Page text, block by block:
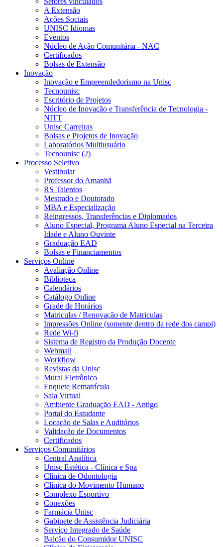
A Extensão
Ações Sociais
UNISC Idiomas
Eventos
Núcleo de Ação Comunitária - NAC
Certificados
Bolsas de Extensão
Inovação
Inovação e Empreendedorismo na Unisc
Tecnounisc
Escritório de Projetos
Núcleo de Inovação e Transferência de Tecnologia -
NITT
Unisc Carreiras
Bolsas e Projetos de Inovação
Laboratórios Multiusuário
Tecnounisc (2)
Processo Seletivo
Vestibular
Professor do Amanhã
RS Talentos
Mestrado e Doutorado
MBA e Especialização
Reingressos, Transferências e Diplomados
Aluno Especial, Programa Aluno Especial na Terceira
Idade e Aluno Ouvinte
Graduação EAD
Bolsas e Financiamentos
Serviços Online
Avaliação Online
Biblioteca
Calendários
Catálogo Online
Grade de Horários
Matriculas / Renovação de Matriculas
Impressões Online (somente dentro da rede dos campi)
Rede Wi-fi
Sistema de Registro da Produção Docente
Webmail
Workflow
Revistas da Unisc
Mural Eletrônico
Enquete Rematrícula
Sala Virtual
Ambiente Graduação EAD - Antigo
Portal do Estudante
Locação de Salas e Auditórios
Validação de Documentos
Certificados
Serviços Comunitários
Central Analítica
Unisc Estética - Clínica e Spa
Clínica de Odontologia
Clínica do Movimento Humano
Complexo Esportivo
Conexões
Farmácia Unisc
Gabinete de Assistência Judiciária
Serviço Integrado de Saúde
Balcão do Consumidor UNISC